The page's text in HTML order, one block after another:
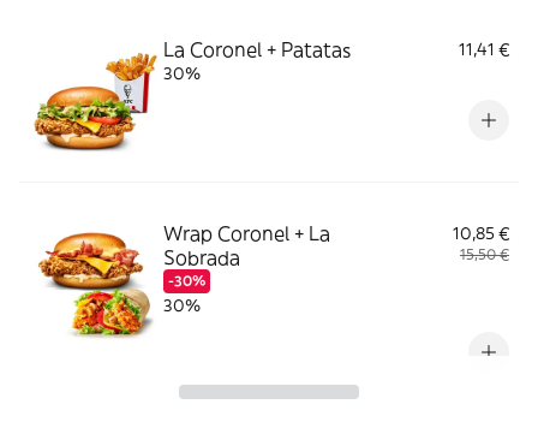
La Coronel + Patatas
11,41 €
30%
Wrap Coronel + La
Sobrada
-30%
10,85 €
15,50 €
30%